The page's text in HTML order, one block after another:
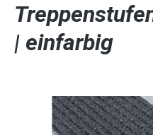
| einfarbig
Bildergalerie überspringen